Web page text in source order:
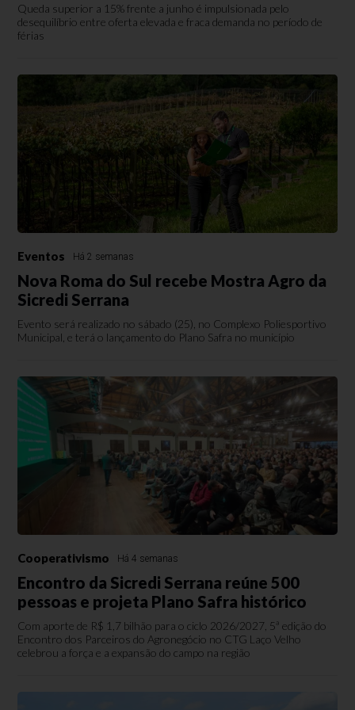
Queda superior a 15% frente a junho é impulsionada pelo
desequilíbrio entre oferta elevada e fraca demanda no período de
férias
Eventos Há 2 semanas
Nova Roma do Sul recebe Mostra Agro da
Sicredi Serrana
Evento será realizado no sábado (25), no Complexo Poliesportivo
Municipal, e terá o lançamento do Plano Safra no município
Cooperativismo Há 4 semanas
Encontro da Sicredi Serrana reúne 500
pessoas e projeta Plano Safra histórico
Com aporte de R$ 1,7 bilhão para o ciclo 2026/2027, 5ª edição do
Encontro dos Parceiros do Agronegócio no CTG Laço Velho
celebrou a força e a expansão do campo na região